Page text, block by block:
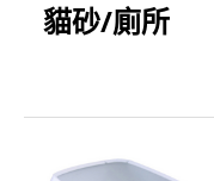
貓砂/廁所